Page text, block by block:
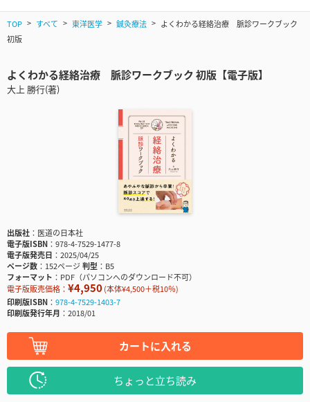
TOP すべて 東洋医学 鍼灸療法
よくわかる経絡治療 脈診ワークブック
初版
よくわかる経絡治療 脈診ワークブック 初版【電子版】
大上 勝行(著)
出版社
医道の日本社
電子版ISBN
978-4-7529-1477-8
電子版発売日
2025/04/25
ページ数
152ページ判型
B5
フォーマット
PDF（パソコンへのダウンロード不可）
電子版販売価格： ¥4,950(本体¥4,500＋税10％)
印刷版ISBN
978-4-7529-1403-7
印刷版発行年月
2018/01
カートに入れる
ちょっと立ち読み